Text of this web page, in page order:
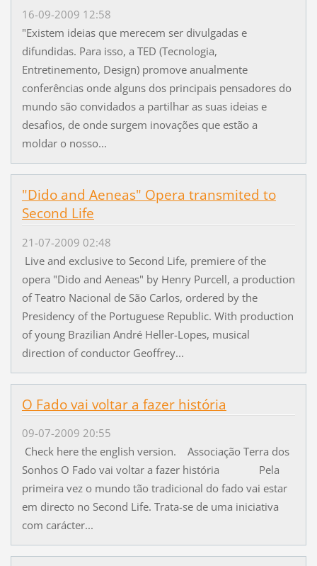
16-09-2009 12:58
"Existem ideias que merecem ser divulgadas e
difundidas. Para isso, a TED (Tecnologia,
Entretinemento, Design) promove anualmente
conferências onde alguns dos principais pensadores do
mundo são convidados a partilhar as suas ideias e
desafios, de onde surgem inovações que estão a
moldar o nosso...
"Dido and Aeneas" Opera transmited to
Second Life
21-07-2009 02:48
Live and exclusive to Second Life, premiere of the
opera "Dido and Aeneas" by Henry Purcell, a production
of Teatro Nacional de São Carlos, ordered by the
Presidency of the Portuguese Republic. With production
of young Brazilian André Heller-Lopes, musical
direction of conductor Geoffrey...
O Fado vai voltar a fazer história
09-07-2009 20:55
Check here the english version. Associação Terra dos
Sonhos O Fado vai voltar a fazer história Pela
primeira vez o mundo tão tradicional do fado vai estar
em directo no Second Life. Trata-se de uma iniciativa
com carácter...